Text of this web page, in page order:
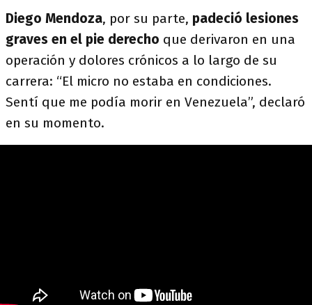
Diego Mendoza, por su parte, padeció lesiones
graves en el pie derecho que derivaron en una
operación y dolores crónicos a lo largo de su
carrera: “El micro no estaba en condiciones.
Sentí que me podía morir en Venezuela”, declaró
en su momento.